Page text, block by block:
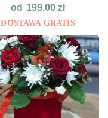
od 199.00zł
DOSTAWA GRATIS